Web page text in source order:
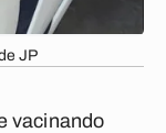
JP
vacinando